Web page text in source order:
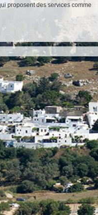
proposent des services comme
acropole. Au sommet de la
construit en 300 avant J.C., une
d’un temple romain de
sculpté sur ​​le rocher, représentant
la forteresse (début du
on retrouve le théâtre
personnes.
remarquables comme
creusée dans la roche
la petite île au large de la baie
Lindiaine traditionnelle de la
séculaires les plus importants de
en musée, ainsi qu’à l’église